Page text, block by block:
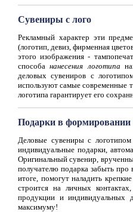
Сувениры с лого
Рекламный характер эти
(логотип, девиз, фирменная
этого изображения -
способананесения логотипа
деловых сувениров с
используют самые современные
логотипа гарантирует его
Подарки в
Деловые сувениры с
индивидуальные подарки,
Оригинальный сувенир,
получателю подарка забыть про
итоге, помогут наладить
строится на личных
продукции и индивидуальных
максимуму!